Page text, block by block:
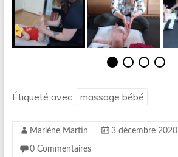
Étiqueté avec : massage bébé
Marlène Martin 3 décembre 2020
0 Commentaires